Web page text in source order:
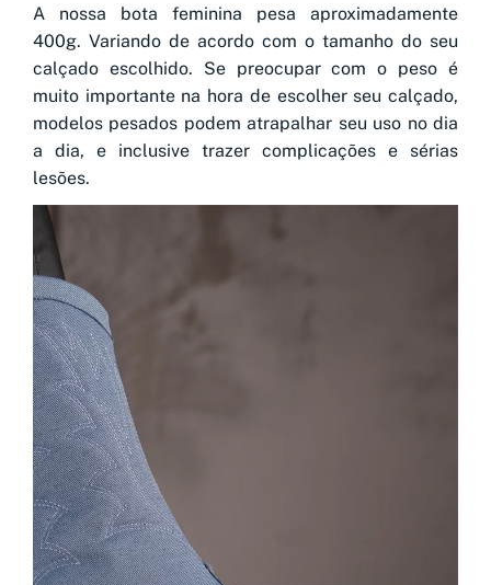
A nossa bota feminina pesa aproximadamente
400g. Variando de acordo com o tamanho do seu
calçado escolhido. Se preocupar com o peso é
muito importante na hora de escolher seu calçado,
modelos pesados podem atrapalhar seu uso no dia
a dia, e inclusive trazer complicações e sérias
lesões.